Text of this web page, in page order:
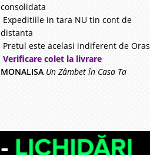
consolidata
Expeditiile in tara NU tin cont de
distanta
Pretul este acelasi indiferent de Oras
Verificare colet la livrare
MONALISA Un Zâmbet în Casa Ta